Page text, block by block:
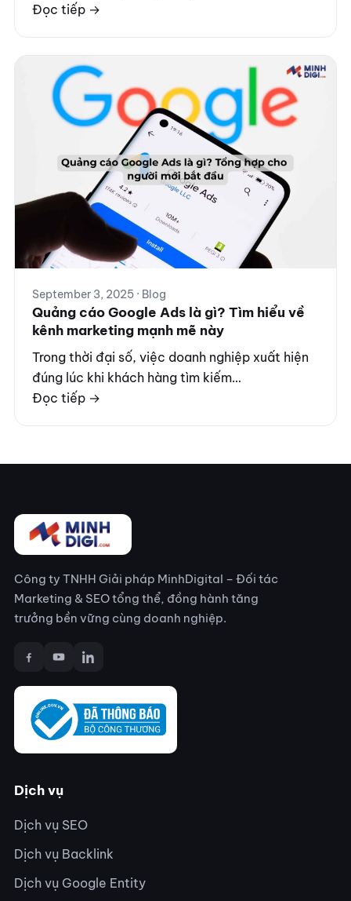
Đọc tiếp →
September 3, 2025 · Blog
Quảng cáo Google Ads là gì? Tìm hiểu về
kênh marketing mạnh mẽ này
Trong thời đại số, việc doanh nghiệp xuất hiện
đúng lúc khi khách hàng tìm kiếm…
Đọc tiếp →
Công ty TNHH Giải pháp MinhDigital – Đối tác
Marketing & SEO tổng thể, đồng hành tăng
trưởng bền vững cùng doanh nghiệp.
Dịch vụ
Dịch vụ SEO
Dịch vụ Backlink
Dịch vụ Google Entity